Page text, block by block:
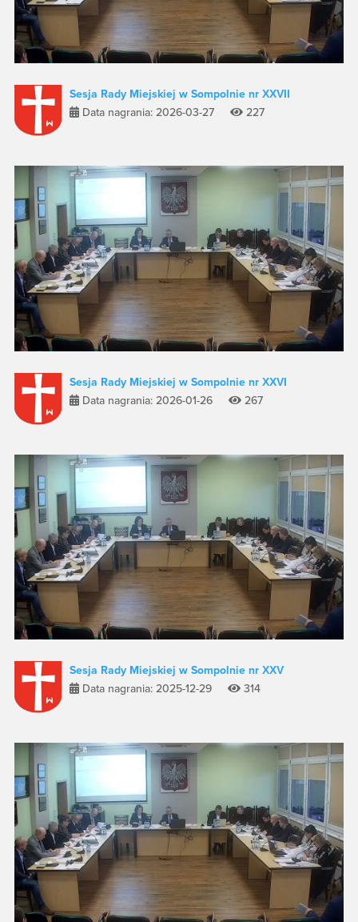
Sesja Rady Miejskiej w Sompolnie nr XXVII
Data nagrania: 2026-03-27
227
Sesja Rady Miejskiej w Sompolnie nr XXVI
Data nagrania: 2026-01-26
267
Sesja Rady Miejskiej w Sompolnie nr XXV
Data nagrania: 2025-12-29
314